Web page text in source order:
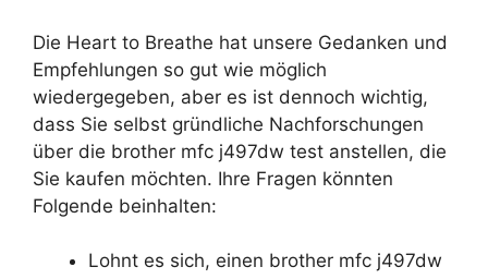
Die Heart to Breathe hat unsere Gedanken und
Empfehlungen so gut wie möglich
wiedergegeben, aber es ist dennoch wichtig,
dass Sie selbst gründliche Nachforschungen
über die brother mfc j497dw test anstellen, die
Sie kaufen möchten. Ihre Fragen könnten
Folgende beinhalten:
Lohnt es sich, einen brother mfc j497dw